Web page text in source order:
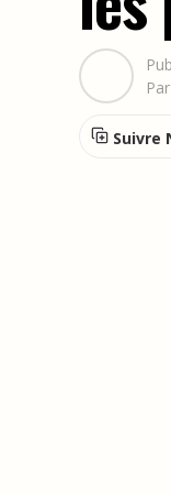
Par
Suivre